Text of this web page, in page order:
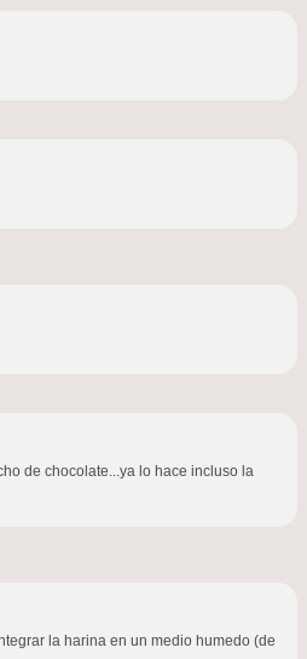
de chocolate...ya lo hace incluso la
la harina en un medio humedo (de